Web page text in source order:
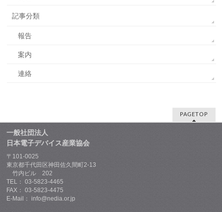
記事分類
報告
案内
連絡
PAGETOP
一般社団法人
日本電子デバイス産業協会
〒101-0025
東京都千代田区神田佐久間町2-13
竹内ビル 202
TEL： 03-5823-4465
FAX： 03-5823-4475
E-Mail： info@nedia.or.jp